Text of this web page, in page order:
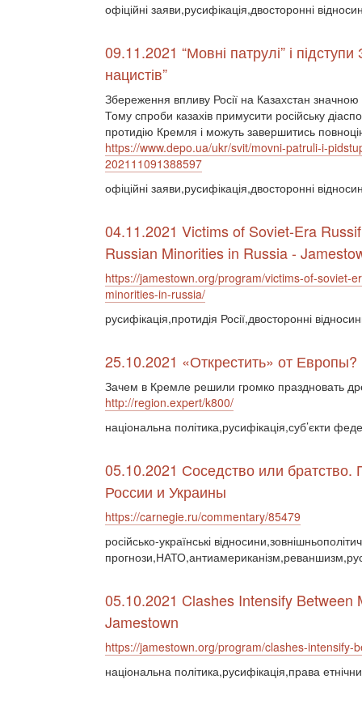
офіційні заяви,русифікація,двосторонні
09.11.2021 “Мовні патрулі” і
нацистів”
Збереження впливу Росії на Казахстан
Тому спроби казахів примусити російську
протидію Кремля і можуть завершитись
https://www.depo.ua/ukr/svit/movni-patruli-i-
202111091388597
офіційні заяви,русифікація,двосторонні
04.11.2021 Victims of Soviet-Era
Russian Minorities in Russia -
https://jamestown.org/program/victims-of-soviet-
minorities-in-russia/
русифікація,протидія Росії,двосторонні
25.10.2021 «Открестить» от Европы?
Зачем в Кремле решили громко праздновать
http://region.expert/k800/
національна політика,русифікація,суб’єкти
05.10.2021 Соседство или братство.
России и Украины
https://carnegie.ru/commentary/85479
російсько-українські
05.10.2021 Clashes Intensify
Jamestown
https://jamestown.org/program/clashes-
національна політика,русифікація,права